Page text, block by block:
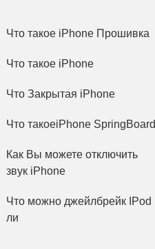
что вам не уверен, что с
может быть возобновлен
SIM-картой и сотовый
Что такое iPhone Прошивка
Что такое iPhone
Что Закрытая iPhone
Что такоеiPhone SpringBoard
Как Вы можете отключить
звук iPhone
Что можно джейлбрейк IPod
ли